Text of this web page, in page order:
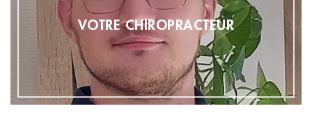
VOTRE CHIROPRACTEUR